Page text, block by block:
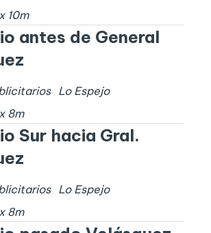
10m
antes de General
Lo Espejo
8m
Sur hacia Gral.
Lo Espejo
8m